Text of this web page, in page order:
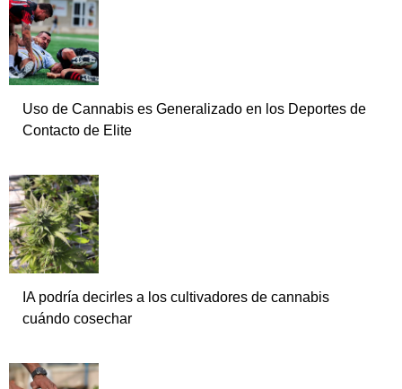
Uso de Cannabis es Generalizado en los Deportes de
Contacto de Elite
IA podría decirles a los cultivadores de cannabis
cuándo cosechar